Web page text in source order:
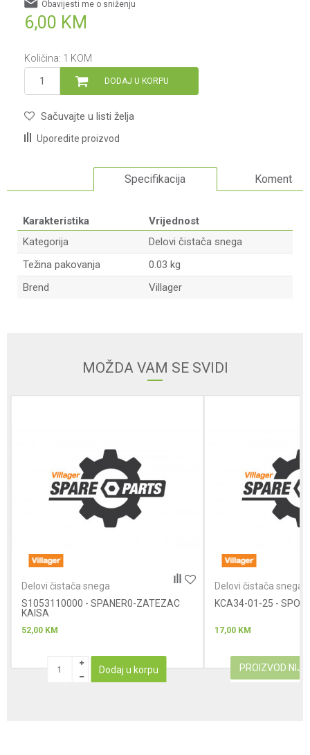
6,00 KM
Obavijesti me o sniženju
Količina: 1 KOM
DODAJ U KORPU
Sačuvajte u listi želja
Uporedite proizvod
Specifikacija Komentari
Karakteristika
Vrijednost
Kategorija
Delovi čistača snega
Težina pakovanja
0.03 kg
Brend
Villager
POŠALJI
MOŽDA VAM SE SVIDI
Delovi čistača snega
S1053110000 - SPANER0-ZATEZAC
KAISA
52,00 KM
Dodaj u korpu
Delovi čistača snega
KCA34-01-25 -
17,00 KM
PROIZVOD